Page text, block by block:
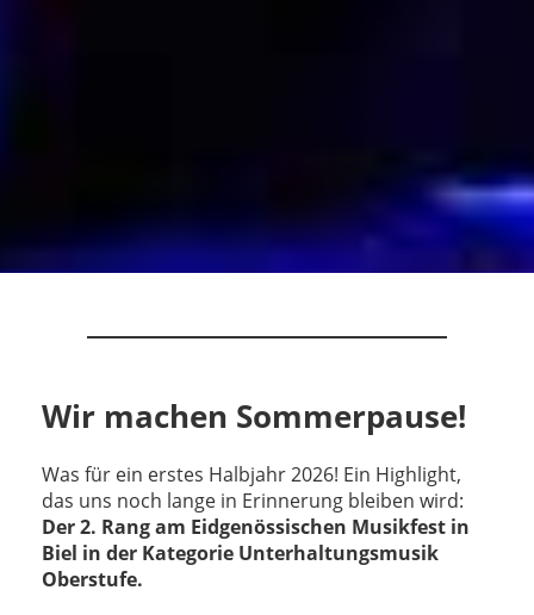
Wir machen Sommerpause!
Was für ein erstes Halbjahr 2026! Ein Highlight,
das uns noch lange in Erinnerung bleiben wird:
Der 2. Rang am Eidgenössischen Musikfest in
Biel in der Kategorie Unterhaltungsmusik
Oberstufe.